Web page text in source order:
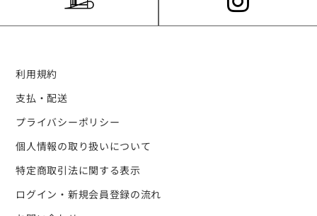
利用規約
支払・配送
プライバシーポリシー
個人情報の取り扱いについて
特定商取引法に関する表示
ログイン・新規会員登録の流れ